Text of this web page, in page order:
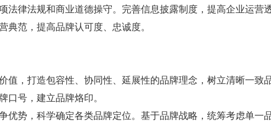
法律法规和商业道德操守。完善信息披露制度，提高企业运营
典范，提高品牌认可度、忠诚度。
值，打造包容性、协同性、延展性的品牌理念，树立清晰一致
口号，建立品牌烙印。
优势，科学确定各类品牌定位。基于品牌战略，统筹考虑单一